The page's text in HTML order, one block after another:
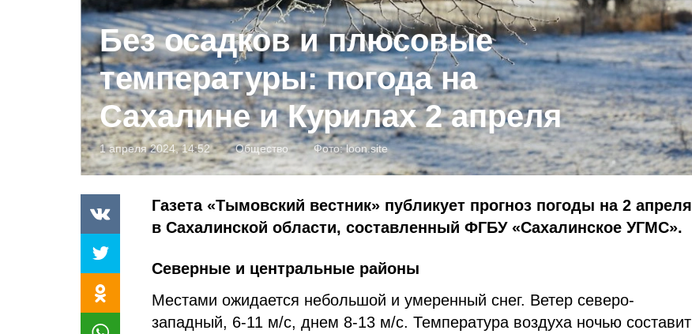
Без осадков и плюсовые
температуры: погода на
Сахалине и Курилах 2 апреля
1 апреля 2024, 14:52 Общество Фото:loon.site
Газета «Тымовский вестник» публикует прогноз погоды на 2 апреля
в Сахалинской области, составленный ФГБУ «Сахалинское УГМС».
Северные и центральные районы
Местами ожидается небольшой и умеренный снег. Ветер северо-
западный, 6-11 м/с, днем 8-13 м/с. Температура воздуха ночью составит